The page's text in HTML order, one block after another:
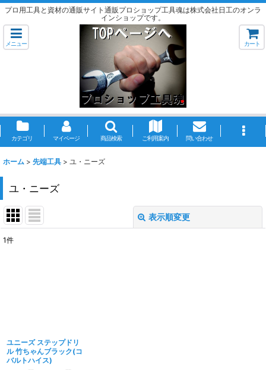
プロ用工具と資材の通販サイト通販プロショップ工具魂は株式会社日工のオンラ
インショップです。
メニュー カート
カテゴリ マイページ 商品検索 ご利用案内 問い合わせ
ホーム > 先端工具 > ユ・ニーズ
ユ・ニーズ
表示順変更
1件
ユニーズ ステップドリ
ル 竹ちゃんブラック(コ
バルトハイス)